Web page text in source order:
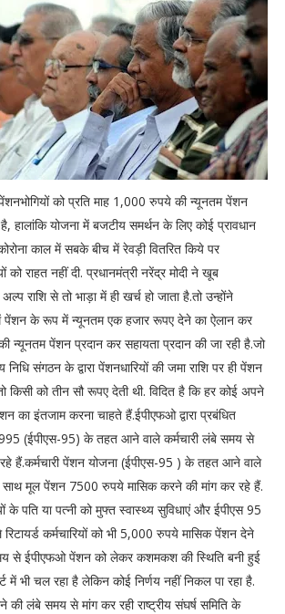
को प्रति माह 1,000 रुपये की न्‍यूनतम पेंशन
हालांकि योजना में बजटीय समर्थन के लिए कोई प्रावधान
काल में सबके बीच में रेवड़ी वितरित किये पर
को राहत नहीं दी. प्रधानमंत्री नरेंद्र मोदी ने खूब
राशि से तो भाड़ा में ही खर्च हो जाता है.तो उन्होंने
में पेंशन के रूप में न्यूनतम एक हजार रूपए देने का ऐलान कर
न्यूनतम पेंशन प्रदान कर सहायता प्रदान की जा रही है.जो
निधि संगठन के द्वारा पेंशनधारियों की जमा राशि पर ही पेंशन
किसी को तीन सौ रूपए देती थी. विदित है कि हर कोई अपने
का इंतजाम करना चाहते हैं.ईपीएफओ द्वारा प्रबंधित
(ईपीएस-95) के तहत आने वाले कर्मचारी लंबे समय से
हैं.कर्मचारी पेंशन योजना (ईपीएस-95 ) के तहत आने वाले
साथ मूल पेंशन 7500 रुपये मासिक करने की मांग कर रहे हैं.
के पति या पत्नी को मुफ्त स्वास्थ्य सुविधाएं और ईपीएस 95
कर्मचारियों को भी 5,000 रुपये मासिक पेंशन देने
से ईपीएफओ पेंशन को लेकर कशमकश की स्थिति बनी हुई
में भी चल रहा है लेकिन कोई निर्णय नहीं निकल पा रहा है.
की लंबे समय से मांग कर रही राष्ट्रीय संघर्ष समिति के